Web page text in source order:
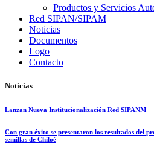
Productos y Servicios
Red SIPAN/SIPAM
Noticias
Documentos
Logo
Contacto
Noticias
Lanzan Nueva Institucionalización Red SIPANM
Con gran éxito se presentaron los resultados del
semillas de Chiloé